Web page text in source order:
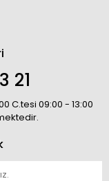
21
C.tesi 09:00 - 13:00